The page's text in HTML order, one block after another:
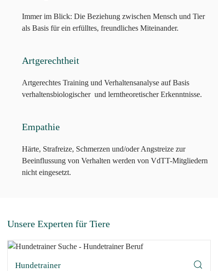
Immer im Blick: Die Beziehung zwischen Mensch und Tier
als Basis für ein erfülltes, freundliches Miteinander.
Artgerechtheit
Artgerechtes Training und Verhaltensanalyse auf Basis
verhaltensbiologischer und lerntheoretischer Erkenntnisse.
Empathie
Härte, Strafreize, Schmerzen und/oder Angstreize zur
Beeinflussung von Verhalten werden von VdTT-Mitgliedern
nicht eingesetzt.
Unsere Experten für Tiere
Hundetrainer